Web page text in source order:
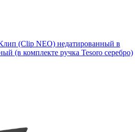
(Clip NEO) недатированный в
(в комплекте ручка Tesoro серебро)